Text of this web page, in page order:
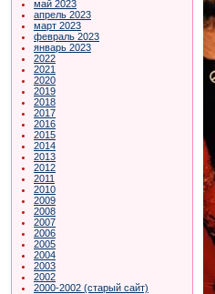
май 2023
апрель 2023
март 2023
февраль 2023
январь 2023
2022
2021
2020
2019
2018
2017
2016
2015
2014
2013
2012
2011
2010
2009
2008
2007
2006
2005
2004
2003
2002
2000-2002 (старый сайт)